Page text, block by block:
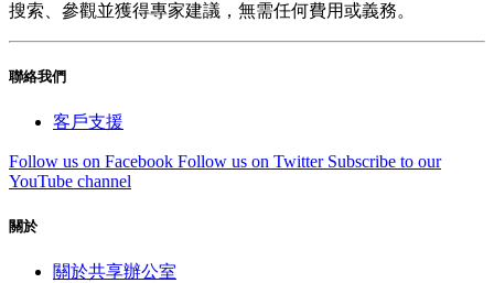
搜索、參觀並獲得專家建議，無需任何費用或義務。
聯絡我們
客戶支援
Follow us on Facebook Follow us on Twitter Subscribe to our
YouTube channel
關於
關於共享辦公室